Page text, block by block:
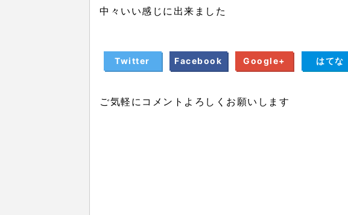
中々いい感じに出来ました
Twitter Facebook Google+ はてな
ご気軽にコメントよろしくお願いします